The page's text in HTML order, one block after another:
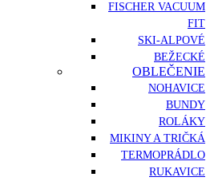
FISCHER VACUUM
FIT
SKI-ALPOVÉ
BEŽECKÉ
OBLEČENIE
NOHAVICE
BUNDY
ROLÁKY
MIKINY A TRIČKÁ
TERMOPRÁDLO
RUKAVICE